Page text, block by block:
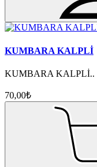
KUMBARA KALPLİ
KUMBARA KALPLİ..
70,00₺